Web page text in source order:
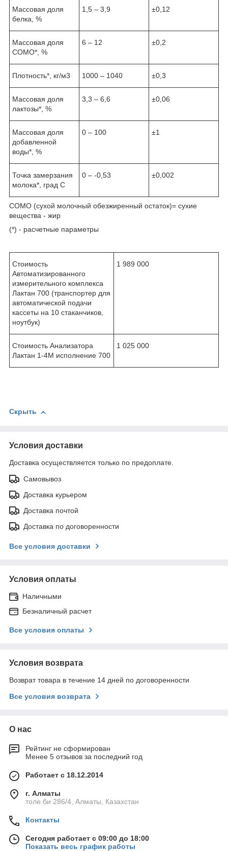
Массовая доля
белка, %
1,5 – 3,9 ±0,12
Массовая доля
СОМО*, %
6 – 12 ±0,2
Плотность*, кг/м3 1000 – 1040 ±0,3
Массовая доля
лактозы*, %
3,3 – 6,6 ±0,06
Массовая доля
добавленной
воды*, %
0 – 100 ±1
Точка замерзания
молока*, град С
0 – -0,53 ±0,002
СОМО (сухой молочный обезжиренный остаток)= сухие
вещества - жир
(*) - расчетные параметры
Стоимость
Автоматизированного
измерительного комплекса
Лактан 700 (транспортер для
автоматической подачи
кассеты на 10 стаканчиков,
ноутбук)
1 989 000
Стоимость Анализатора
Лактан 1-4М исполнение 700
1 025 000
Скрыть
Условия доставки
Доставка осуществляется только по предоплате.
Самовывоз
Доставка курьером
Доставка почтой
Доставка по договоренности
Все условия доставки
Условия оплаты
Наличными
Безналичный расчет
Все условия оплаты
Условия возврата
Возврат товара в течение 14 дней по договоренности
Все условия возврата
О нас
Рейтинг не сформирован
Менее 5 отзывов за последний год
Работает с 18.12.2014
г. Алматы
толе би 286/4, Алматы, Казахстан
Контакты
Сегодня работает с 09:00 до 18:00
Показать весь график работы